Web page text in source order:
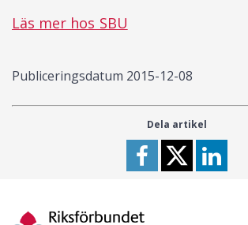
Läs mer hos SBU
Publiceringsdatum 2015-12-08
Dela artikel